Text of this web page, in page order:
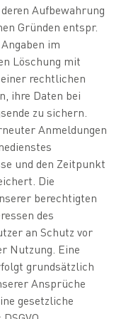
Aufbewahrung
Gründen entspr.
im
Löschung mit
rechtlichen
ihre Daten bei
zu sichern.
Anmeldungen
und den Zeitpunkt
Die
berechtigten
des
an Schutz vor
Nutzung. Eine
grundsätzlich
Ansprüche
gesetzliche